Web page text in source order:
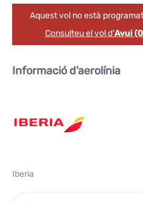
Aquest vol no està
Consulteu el vol d'Avui
Informació d'aerolínia
Iberia